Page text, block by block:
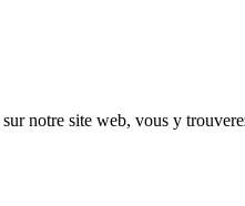
sur notre site web, vous y